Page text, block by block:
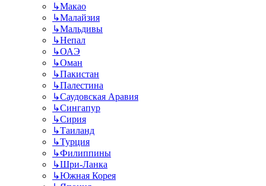
↳Макао
↳Малайзия
↳Мальдивы
↳Непал
↳ОАЭ
↳Оман
↳Пакистан
↳Палестина
↳Саудовская Аравия
↳Сингапур
↳Сирия
↳Таиланд
↳Турция
↳Филиппины
↳Шри-Ланка
↳Южная Корея